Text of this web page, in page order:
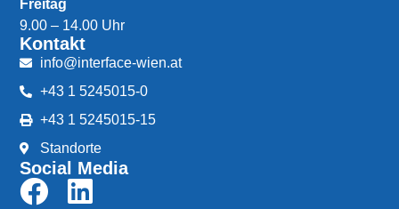
Freitag
9.00 – 14.00 Uhr
Kontakt
info@interface-wien.at
+43 1 5245015-0
+43 1 5245015-15
Standorte
Social Media